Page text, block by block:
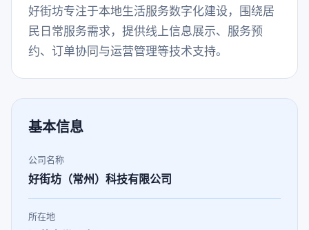
好街坊专注于本地生活服务数字化建设，围绕居
民日常服务需求，提供线上信息展示、服务预
约、订单协同与运营管理等技术支持。
基本信息
公司名称
好街坊（常州）科技有限公司
所在地